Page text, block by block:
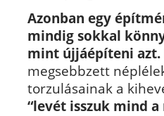
Azonban egy
mindig sokkal
mint újjáépíteni azt.
megsebbzett
torzulásainak a
“levét isszuk mind